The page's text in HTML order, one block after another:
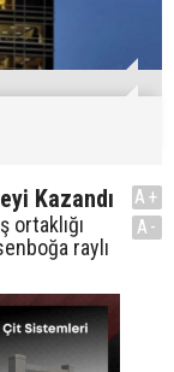
Kazandı
ortaklığı
raylı
A+
A-